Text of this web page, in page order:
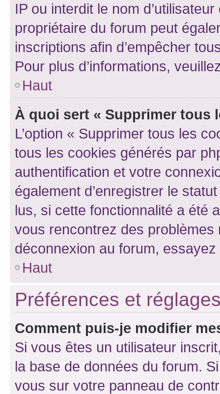
IP ou interdit le nom
propriétaire du forum peut
inscriptions afin d’empêcher
Pour plus d’informations,
Haut
À quoi sert « Supprimer tous
L’option « Supprimer tous les
tous les cookies générés par
authentification et votre
également d’enregistrer le
lus, si cette fonctionnalité a été
vous rencontrez des
déconnexion au forum,
Haut
Préférences et
Comment puis-je modifier
Si vous êtes un utilisateur
la base de données du forum.
vous sur votre panneau de